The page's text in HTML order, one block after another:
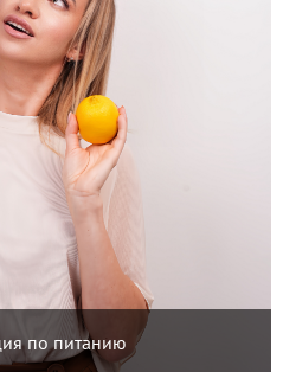
по питанию